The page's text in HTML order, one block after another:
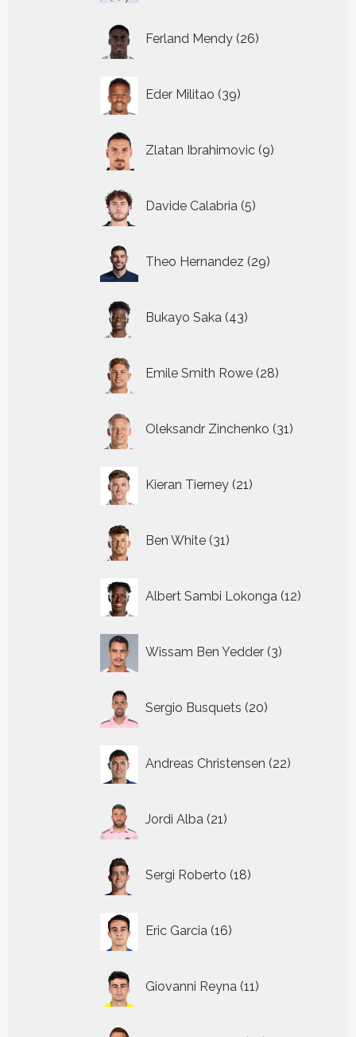
Ferland Mendy 26
producten
Eder Militao 39
producten
Zlatan Ibrahimovic 9
producten
Davide Calabria 5
producten
Theo Hernandez 29
producten
Bukayo Saka 43
producten
Emile Smith Rowe 28
producten
Oleksandr Zinchenko 31
producten
Kieran Tierney 21
producten
Ben White 31
producten
Albert Sambi Lokonga 12
Wissam Ben Yedder 3
producten
Sergio Busquets 20
producten
Andreas Christensen 22
producten
Jordi Alba 21
producten
Sergi Roberto 18
producten
Eric Garcia 16
producten
Giovanni Reyna 11
producten